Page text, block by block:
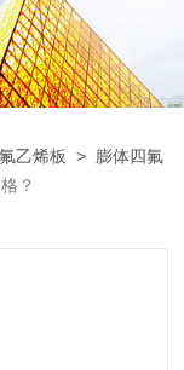
乙烯板 > 膨体四氟
？